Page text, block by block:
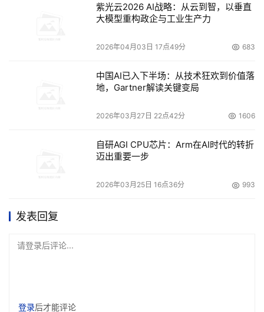
紫光云2026 AI战略：从云到智，以垂直
大模型重构政企与工业生产力
2026年04月03日 17点49分 683
中国AI已入下半场：从技术狂欢到价值落
地，Gartner解读关键变局
2026年03月27日 22点42分 1606
自研AGI CPU芯片：Arm在AI时代的转折
迈出重要一步
2026年03月25日 16点36分 993
发表回复
请登录后评论...
登录后才能评论